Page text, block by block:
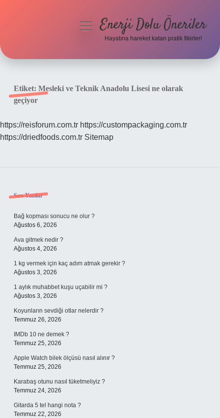
Yasal Uyarı
Hakkımızda
menüyüEnerji Dolu Öneriler
Hayatına hareket katan pratik fikirler!
Etiket: Mesleki ve Teknik Anadolu Lisesi ne olarak
geçiyor
https://reisforum.com.tr https://custompackaging.com.tr
https://driedfoods.com.tr Sitemap
Sidebar
Son Yazılar
Bağ kopması sonucu ne olur ?
Ağustos 6, 2026
Ava gitmek nedir ?
Ağustos 4, 2026
1 kg vermek için kaç adım atmak gerekir ?
Ağustos 3, 2026
1 aylık muhabbet kuşu uçabilir mi ?
Ağustos 3, 2026
Koyunların sevdiği otlar nelerdir ?
Temmuz 26, 2026
IMDb 10 ne demek ?
Temmuz 25, 2026
Apple Watch bilek ölçüsü nasıl alınır ?
Temmuz 25, 2026
Karabaş otunu nasıl tüketmeliyiz ?
Temmuz 24, 2026
Gitarda 5 tel hangi nota ?
Temmuz 22, 2026